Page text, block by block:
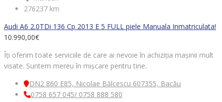
276237 km
Audi A6 2.0TDi 136 Cp 2013 E 5 FULL piele Manuala Inmatriculata!
10.990,00€
Îți oferim toate serviciile de care ai nevoie în achiziția mașinii mult
visate. Suntem mereu în mișcare pentru tine.
DN2 860 E85, Nicolae Bălcescu 607355, Bacău
0758 657 045/ 0758 888 580